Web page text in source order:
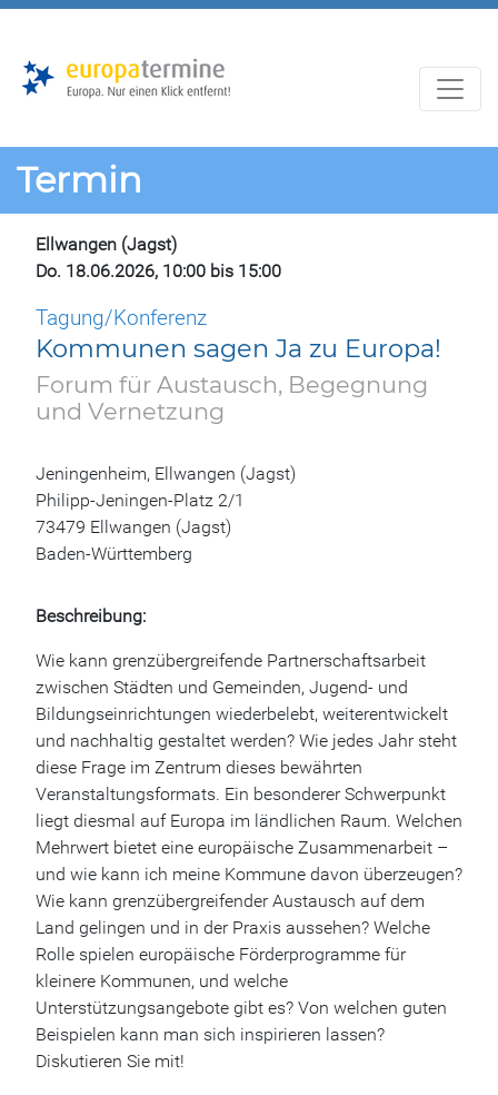
Termin
Ellwangen (Jagst)
Do. 18.06.2026, 10:00 bis 15:00
Tagung/Konferenz
Kommunen sagen Ja zu Europa!
Forum für Austausch, Begegnung
und Vernetzung
Jeningenheim, Ellwangen (Jagst)
Philipp-Jeningen-Platz 2/1
73479 Ellwangen (Jagst)
Baden-Württemberg
Beschreibung:
Wie kann grenzübergreifende Partnerschaftsarbeit
zwischen Städten und Gemeinden, Jugend- und
Bildungseinrichtungen wiederbelebt, weiterentwickelt
und nachhaltig gestaltet werden? Wie jedes Jahr steht
diese Frage im Zentrum dieses bewährten
Veranstaltungsformats. Ein besonderer Schwerpunkt
liegt diesmal auf Europa im ländlichen Raum. Welchen
Mehrwert bietet eine europäische Zusammenarbeit –
und wie kann ich meine Kommune davon überzeugen?
Wie kann grenzübergreifender Austausch auf dem
Land gelingen und in der Praxis aussehen? Welche
Rolle spielen europäische Förderprogramme für
kleinere Kommunen, und welche
Unterstützungsangebote gibt es? Von welchen guten
Beispielen kann man sich inspirieren lassen?
Diskutieren Sie mit!